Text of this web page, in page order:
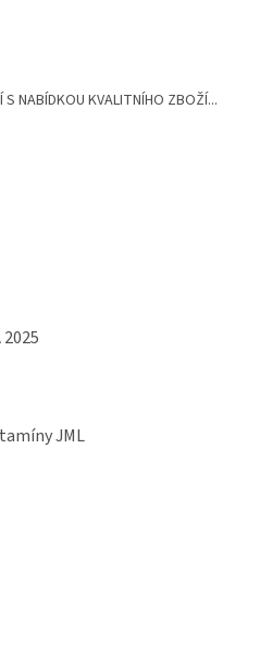
NABÍDKOU KVALITNÍHO ZBOŽÍ...
JML